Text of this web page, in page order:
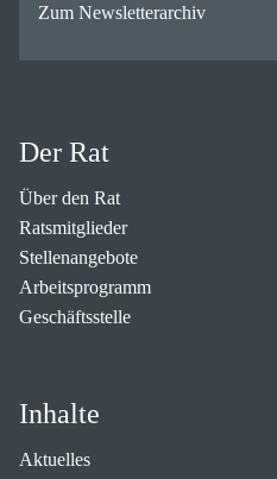
Zum Newsletterarchiv
Der Rat
Über den Rat
Ratsmitglieder
Stellenangebote
Arbeitsprogramm
Geschäftsstelle
Inhalte
Aktuelles